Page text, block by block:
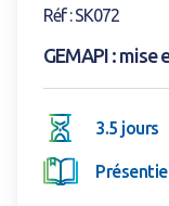
Réf : SK072
GEMAPI : mise
3.5 jours
Présentiel